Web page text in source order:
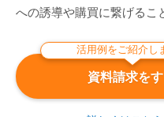
への誘導や購買に繋げるこ
活用例をご紹介し
資料請求を